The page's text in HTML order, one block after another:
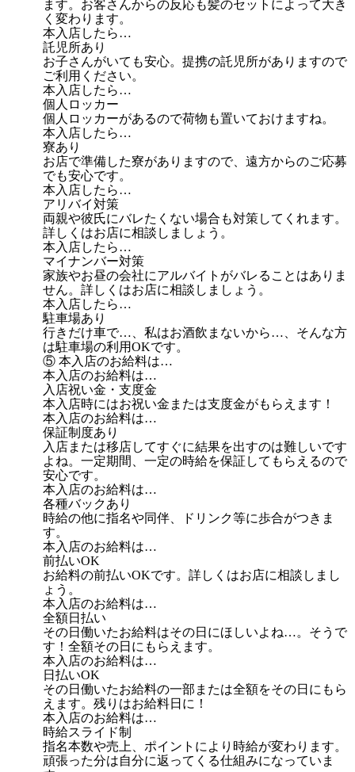
ます。お客さんからの反応も髪のセットによって大き
く変わります。
本入店したら…
託児所あり
お子さんがいても安心。提携の託児所がありますので
ご利用ください。
本入店したら…
個人ロッカー
個人ロッカーがあるので荷物も置いておけますね。
本入店したら…
寮あり
お店で準備した寮がありますので、遠方からのご応募
でも安心です。
本入店したら…
アリバイ対策
両親や彼氏にバレたくない場合も対策してくれます。
詳しくはお店に相談しましょう。
本入店したら…
マイナンバー対策
家族やお昼の会社にアルバイトがバレることはありま
せん。詳しくはお店に相談しましょう。
本入店したら…
駐車場あり
行きだけ車で…、私はお酒飲まないから…、そんな方
は駐車場の利用OKです。
⑤ 本入店のお給料は…
本入店のお給料は…
入店祝い金・支度金
本入店時にはお祝い金または支度金がもらえます！
本入店のお給料は…
保証制度あり
入店または移店してすぐに結果を出すのは難しいです
よね。一定期間、一定の時給を保証してもらえるので
安心です。
本入店のお給料は…
各種バックあり
時給の他に指名や同伴、ドリンク等に歩合がつきま
す。
本入店のお給料は…
前払いOK
お給料の前払いOKです。詳しくはお店に相談しまし
ょう。
本入店のお給料は…
全額日払い
その日働いたお給料はその日にほしいよね…。そうで
す！全額その日にもらえます。
本入店のお給料は…
日払いOK
その日働いたお給料の一部または全額をその日にもら
えます。残りはお給料日に！
本入店のお給料は…
時給スライド制
指名本数や売上、ポイントにより時給が変わります。
頑張った分は自分に返ってくる仕組みになっていま